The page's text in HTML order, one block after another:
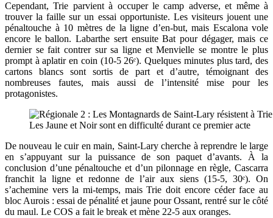
Cependant, Trie parvient à occuper le camp adverse, et même à
trouver la faille sur un essai opportuniste. Les visiteurs jouent une
pénaltouche à 10 mètres de la ligne d’en-but, mais Escalona vole
encore le ballon. Labarthe sert ensuite Bat pour dégager, mais ce
dernier se fait contrer sur sa ligne et Menvielle se montre le plus
prompt à aplatir en coin (10-5 26ᵉ). Quelques minutes plus tard, des
cartons blancs sont sortis de part et d’autre, témoignant des
nombreuses fautes, mais aussi de l’intensité mise pour les
protagonistes.
Les Jaune et Noir sont en difficulté durant ce premier acte
De nouveau le cuir en main, Saint-Lary cherche à reprendre le large
en s’appuyant sur la puissance de son paquet d’avants. À la
conclusion d’une pénaltouche et d’un pilonnage en règle, Cascarra
franchit la ligne et redonne de l’air aux siens (15-5, 30ᵉ). On
s’achemine vers la mi-temps, mais Trie doit encore céder face au
bloc Aurois : essai de pénalité et jaune pour Ossant, rentré sur le côté
du maul. Le COS a fait le break et mène 22-5 aux oranges.